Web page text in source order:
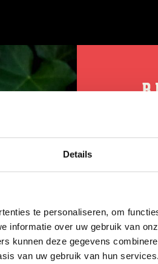
Details
te personaliseren, om
informatie over uw gebruik van
kunnen deze gegevens
van uw gebruik van hun services.
10%
eerste
VOORNAAM*